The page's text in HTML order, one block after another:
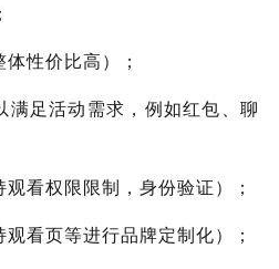
体性价比高）；
满足活动需求，例如红包、聊
观看权限限制，身份验证）；
观看页等进行品牌定制化）；